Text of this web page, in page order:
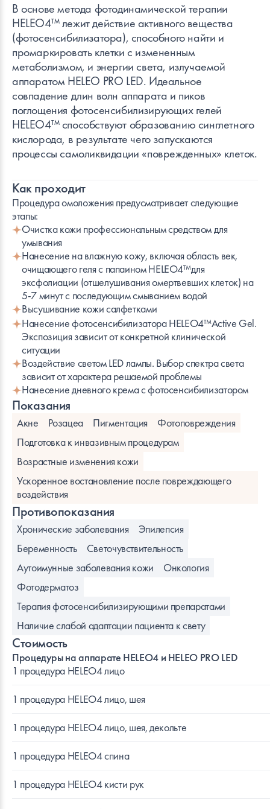
В основе метода фотодинамической терапии
HELEO4™ лежит действие активного вещества
(фотосенсибилизатора), способного найти и
промаркировать клетки с измененным
метаболизмом, и энергии света, излучаемой
аппаратом HELEO PRO LED. Идеальное
совпадение длин волн аппарата и пиков
поглощения фотосенсибилизирующих гелей
HELEO4™ способствуют образованию синглетного
кислорода, в результате чего запускаются
процессы самоликвидации «поврежденных» клеток.
Как проходит
Процедура омоложения предусматривает следующие
этапы:
Очистка кожи профессиональным средством для
умывания
Нанесение на влажную кожу, включая область век,
очищающего геля с папаином HELEO4™для
эксфолиации (отшелушивания омертвевших клеток) на
5-7 минут с последующим смыванием водой
Высушивание кожи салфетками
Нанесение фотосенсибилизатора HELEO4™Active Gel.
Экспозиция зависит от конкретной клинической
ситуации
Воздействие светом LED лампы. Выбор спектра света
зависит от характера решаемой проблемы
Нанесение дневного крема с фотосенсибилизатором
Показания
Акне Розацеа Пигментация
Фотоповреждения
Подготовка к инвазивным процедурам
Возрастные изменения кожи
Ускоренное востановление после повреждающего
воздействия
Противопоказания
Хронические заболевания
Эпилепсия
Беременность
Светочувствительность
Аутоимунные заболевания кожи
Онкология
Фотодерматоз
Терапия фотосенсибилизирующими препаратами
Наличие слабой адаптации пациента к свету
Стоимость
Процедуры на аппарате HELEO4 и HELEO PRO LED
1 процедура HELEO4 лицо
1 процедура HELEO4 лицо, шея
1 процедура HELEO4 лицо, шея, декольте
1 процедура HELEO4 спина
1 процедура HELEO4 кисти рук